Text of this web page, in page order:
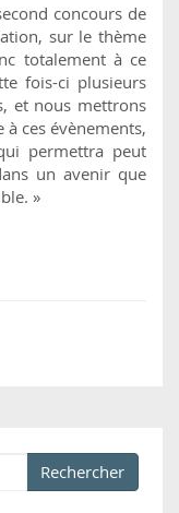
concours de
sur le thème
totalement à ce
fois-ci plusieurs
et nous mettrons
ces évènements,
permettra peut
un avenir que
»
Rechercher